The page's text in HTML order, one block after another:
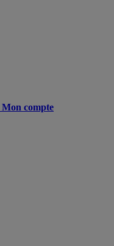
Mon compte